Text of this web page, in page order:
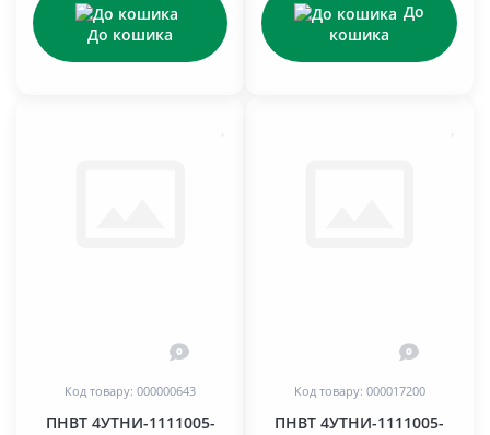
До кошика
До
кошика
0
Код товару: 000000643
ПНВТ 4УТНИ-1111005-
0
Код товару: 000017200
ПНВТ 4УТНИ-1111005-